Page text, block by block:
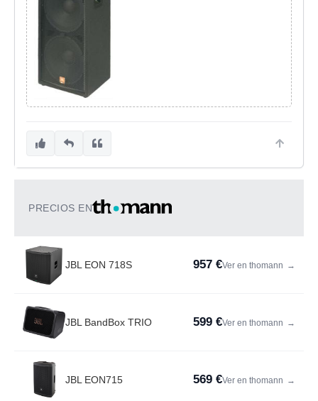
PRECIOS EN
JBL EON 718S 957 €Ver en thomann →
JBL BandBox TRIO 599 €Ver en thomann →
JBL EON715 569 €Ver en thomann →